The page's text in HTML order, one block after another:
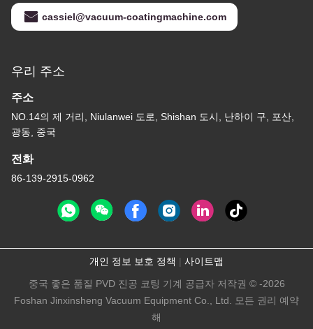
cassiel@vacuum-coatingmachine.com
우리 주소
주소
NO.14의 제 거리, Niulanwei 도로, Shishan 도시, 난하이 구, 포산,
광동, 중국
전화
86-139-2915-0962
개인 정보 보호 정책 | 사이트맵
중국 좋은 품질 PVD 진공 코팅 기계 공급자 저작권 © -2026
Foshan Jinxinsheng Vacuum Equipment Co., Ltd. 모든 권리 예약
해